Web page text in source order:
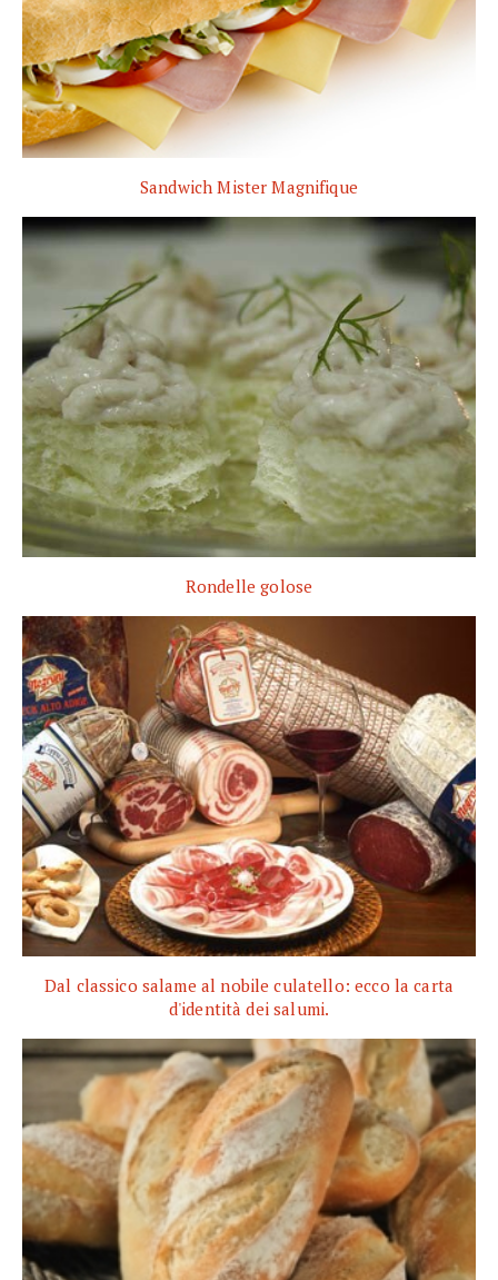
Sandwich Mister Magnifique
Rondelle golose
Dal classico salame al nobile culatello: ecco la carta
d'identità dei salumi.